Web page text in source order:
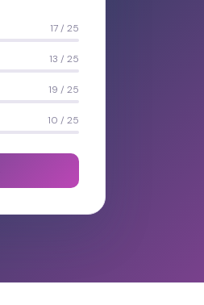
17 / 25
13 / 25
19 / 25
10 / 25